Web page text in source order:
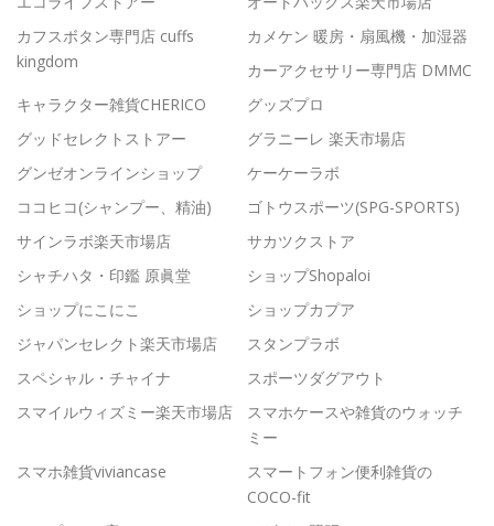
カフスボタン専門店 cuffs
kingdom
カメケン 暖房・扇風機・加湿器
カーアクセサリー専門店 DMMC
キャラクター雑貨CHERICO
グッズプロ
グッドセレクトストアー
グラニーレ 楽天市場店
グンゼオンラインショップ
ケーケーラボ
ココヒコ(シャンプー、精油)
ゴトウスポーツ(SPG-SPORTS)
サインラボ楽天市場店
サカツクストア
シャチハタ・印鑑 原眞堂
ショップShopaloi
ショップにこにこ
ショップカプア
ジャパンセレクト楽天市場店
スタンプラボ
スペシャル・チャイナ
スポーツダグアウト
スマイルウィズミー楽天市場店
スマホケースや雑貨のウォッチ
ミー
スマホ雑貨viviancase
スマートフォン便利雑貨の
COCO-fit